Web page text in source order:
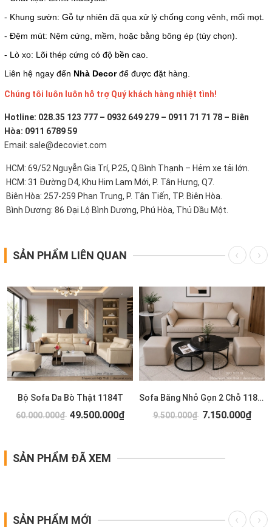
- Khung sườn: Gỗ tự nhiên đã qua xử lý chống cong vênh, mối mọt.
- Đệm mút: Nệm cứng, mềm, hoặc bằng bông ép (tùy chọn).
- Lò xo: Lõi thép cứng có độ bền cao.
Liên hệ ngay đến Nhà Decorđể được đặt hàng.
Chúng tôi luôn luôn hỗ trợ Quý khách hàng nhiệt tình!
Hotline: 028.35 123 777 – 0932 649 279 – 0911 71 71 78 – Biên
Hòa: 0911 6789 59
Email: sale@decoviet.com
HCM: 69/52 Nguyễn Gia Trí, P.25, Q.Bình Thạnh – Hẻm xe tải lớn.
HCM: 31 Đường D4, Khu Him Lam Mới, P. Tân Hưng, Q7.
Biên Hòa: 257-259 Phan Trung, P. Tân Tiến, TP. Biên Hòa.
Bình Dương: 86 Đại Lộ Bình Dương, Phú Hòa, Thủ Dầu Một.
SẢN PHẨM LIÊN QUAN
Bộ Sofa Da Bò Thật 1184T
60.000.000₫ 49.500.000₫
Sofa Băng Nhỏ Gọn 2 Chỗ 1183T
9.500.000₫ 7.150.000₫
SẢN PHẨM ĐÃ XEM
SẢN PHẨM MỚI